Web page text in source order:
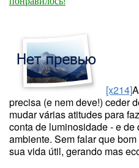
[x214]
precisa (e nem deve!) ceder
mudar várias atitudes para
conta de luminosidade - e
ambiente. Sem falar que
sua vida útil, gerando mas